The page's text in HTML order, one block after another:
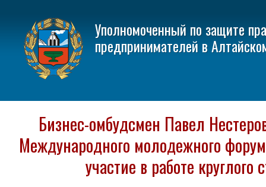
Уполномоченный по защите
предпринимателей в
Бизнес-омбудсмен Павел
Международного молодежного
участие в работе круглого